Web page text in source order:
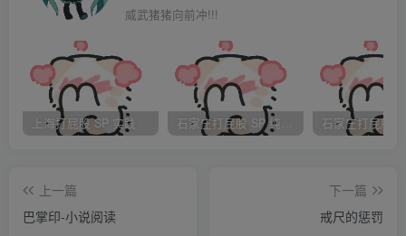
每次接受惩罚，我们和你的朋友们都有权力邀请其他人在旁
在十周之后，你才可以回到你的家里，听明白了吗？”贾斯廷
早已经哭了出来。“现在，开始你的第一次惩罚。为了能够加
深你的印相，也是做为你给别人惹麻烦的还礼，这次惩罚我
你和你的朋友们吧。”家长们都离开了屋子，贾斯廷确信自己
看到了母亲责备的眼神和其他家长的窃喜。
威武猪猪向前冲!!!
上海打屁股 SP 实践 石家庄打屁股 SP 纯实践
上一篇
巴掌印-小说阅读
下一篇
戒尺的惩罚